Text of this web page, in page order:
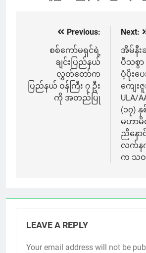
navigation
Previous:
စစ်ကော်မရှင်ရဲ့
ချင်းပြည်နယ်
လွှတ်တော်က
ပြည်နယ် ဝန်ကြီး ၇ ဦး
ကို အတည်ပြု
Next:
အိမ်နီး
ပီသစွ
ပံ့ပိုးပ
ကျေ
ULA/
(၁၇)
မဟာမိ
ညီနောင်
လက်န
က သဝ
LEAVE A REPLY
Your email address will not be